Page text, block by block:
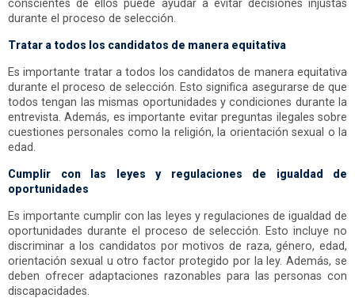
conscientes de ellos puede ayudar a evitar decisiones injustas
durante el proceso de selección.
Tratar a todos los candidatos de manera equitativa
Es importante tratar a todos los candidatos de manera equitativa
durante el proceso de selección. Esto significa asegurarse de que
todos tengan las mismas oportunidades y condiciones durante la
entrevista. Además, es importante evitar preguntas ilegales sobre
cuestiones personales como la religión, la orientación sexual o la
edad.
Cumplir con las leyes y regulaciones de igualdad de
oportunidades
Es importante cumplir con las leyes y regulaciones de igualdad de
oportunidades durante el proceso de selección. Esto incluye no
discriminar a los candidatos por motivos de raza, género, edad,
orientación sexual u otro factor protegido por la ley. Además, se
deben ofrecer adaptaciones razonables para las personas con
discapacidades.